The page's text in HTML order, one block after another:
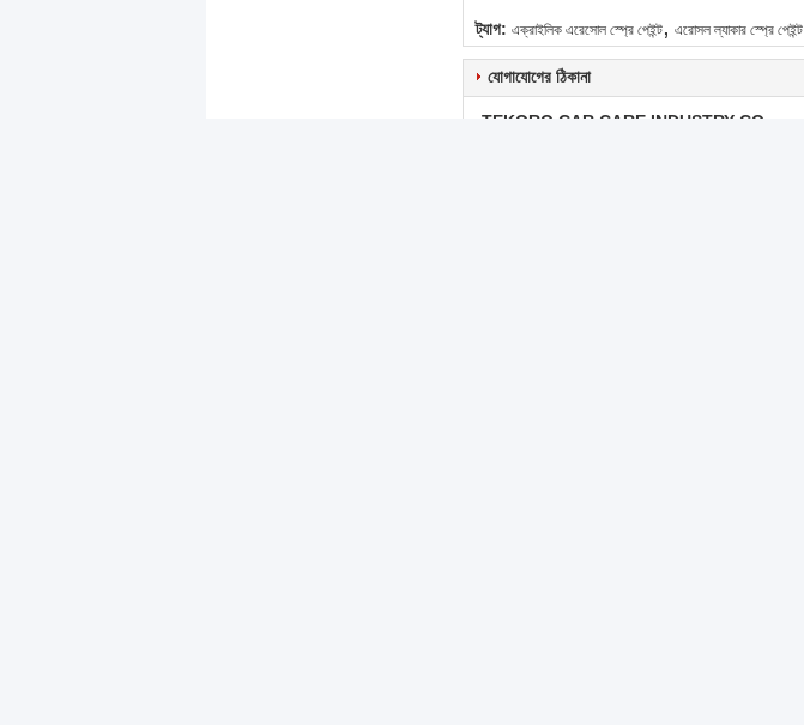
ট্যাগ: এক্রাইলিক এরেসোল স্প্রে পেইন্ট, এরোসল ল্যাকার স্প্রে পেইন্ট
যোগাযোগের ঠিকানা
TEKORO CAR CARE INDUSTRY CO.,